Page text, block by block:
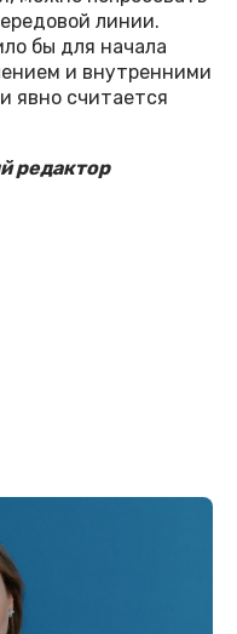
линии.
бы для начала
и внутренними
явно считается
редактор